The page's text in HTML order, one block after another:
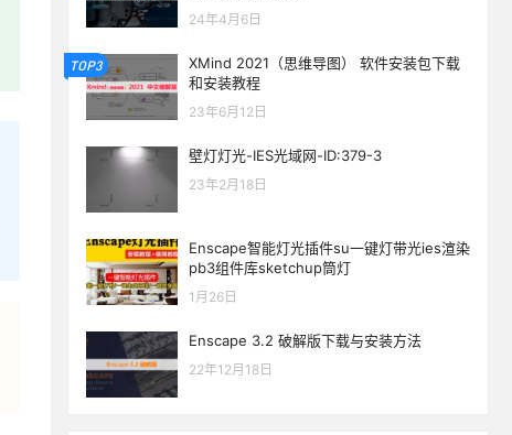
24年4月6日
TOP3
XMind 2021（思维导图） 软件安装包下载
和安装教程
23年6月12日
壁灯灯光-IES光域网-ID:379-3
23年2月18日
Enscape智能灯光插件su一键灯带光ies渲染
pb3组件库sketchup筒灯
1月26日
Enscape 3.2 破解版下载与安装方法
22年12月18日
生活也美好了！
走路也有劲了！